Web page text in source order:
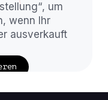
um
wenn Ihr
ausverkauft